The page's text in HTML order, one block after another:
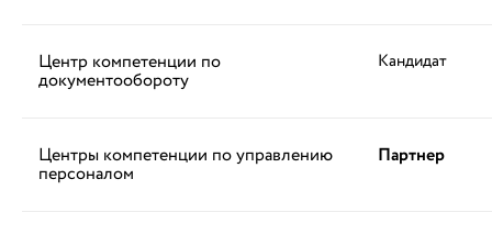
Центр компетенции по
документообороту
Кандидат
Центры компетенции по управлению
персоналом
Партнер